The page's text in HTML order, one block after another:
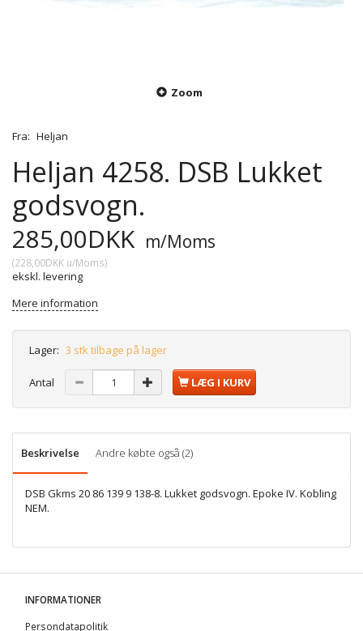
Zoom
Fra: Heljan
Heljan 4258. DSB Lukket
godsvogn.
285,00DKK m/Moms
(228,00DKK u/Moms)
ekskl. levering
Mere information
Lager: 3 stk tilbage på lager
Antal LÆG I KURV
Beskrivelse Andre købte også (2)
DSB Gkms 20 86 139 9 138-8. Lukket godsvogn. Epoke IV. Kobling
NEM.
INFORMATIONER
Persondatapolitik